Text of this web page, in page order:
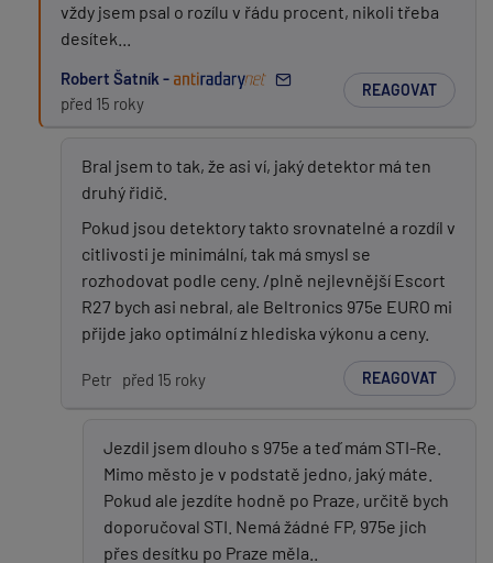
vždy jsem psal o rozílu v řádu procent, nikoli třeba
desítek...
Robert Šatník -
před 15 roky
REAGOVAT
Bral jsem to tak, že asi ví, jaký detektor má ten
druhý řidič.
Pokud jsou detektory takto srovnatelné a rozdíl v
citlivosti je minimální, tak má smysl se
rozhodovat podle ceny. /plně nejlevnější Escort
R27 bych asi nebral, ale Beltronics 975e EURO mi
přijde jako optimální z hlediska výkonu a ceny.
Petr před 15 roky REAGOVAT
Jezdil jsem dlouho s 975e a teď mám STI-Re.
Mimo město je v podstatě jedno, jaký máte.
Pokud ale jezdíte hodně po Praze, určitě bych
doporučoval STI. Nemá žádné FP, 975e jich
přes desítku po Praze měla..